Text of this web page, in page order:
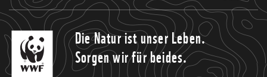
Die Natur ist unser Leben.
Sorgen wir für beides.